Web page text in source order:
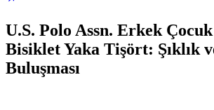
U.S. Polo Assn. Erkek
Bisiklet Yaka Tişört: Şıklık
Buluşması